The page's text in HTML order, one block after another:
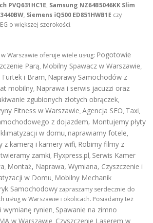
PVQ631HC1E, Samsung NZ64B5046KK Slim
, Siemens iQ500 ED851HWB1E czy
o większej szerokości.
Warszawie oferuje wiele usług: Pogotowie
Parą, Mobilny Spawacz w Warszawie,
i Bram, Naprawy Samochodów z
mobilny, Naprawa i serwis jacuzzi oraz
zgubionych złotych obrączek,
Fitness w Warszawie, Agencja SEO, Taxi,
z dojazdem, Montujemy płyty
w domu, naprawiamy fotele,
z kamerą i kamery wifi, Robimy filmy z
zamki, Flyxpress.pl, Serwis Kamer
, Montaż, Naprawa, Wymiana, Czyszczenie i
w Domu, Mobilny Mechanik
Samochodowy zapraszamy serdecznie do
usług w Warszawie i okolicach. Posiadamy też
wymianę rynien, Spawanie na zimno
w Warszawie, Czyszczenie Laserem w